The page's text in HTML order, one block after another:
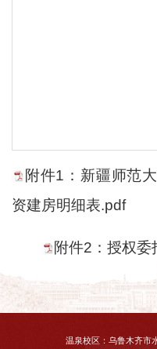
附件1：新疆师范
资建房明细表.pdf
附件2：授权委
温泉校区：乌鲁木齐市